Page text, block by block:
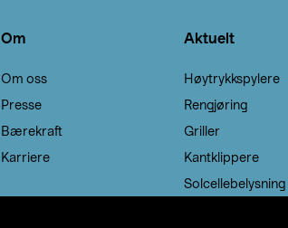
Om
Om oss
Presse
Bærekraft
Karriere
Aktuelt
Høytrykkspylere
Rengjøring
Griller
Kantklippere
Solcellebelysning